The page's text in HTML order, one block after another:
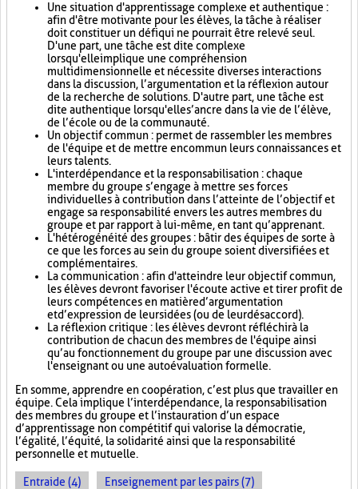
Une situation d'apprentissage complexe et authentique :
afin d'être motivante pour les élèves, la tâche à réaliser
doit constituer un défi qui ne pourrait être relevé seul.
D'une part, une tâche est dite complexe
lorsqu'elle implique une compréhension
multidimensionnelle et nécessite diverses interactions
dans la discussion, l’argumentation et la réflexion autour
de la recherche de solutions. D'autre part, une tâche est
dite authentique lorsqu'elle s’ancre dans la vie de l’élève,
de l’école ou de la communauté.
Un objectif commun : permet de rassembler les membres
de l'équipe et de mettre en commun leurs connaissances et
leurs talents.
L'interdépendance et la responsabilisation : chaque
membre du groupe s’engage à mettre ses forces
individuelles à contribution dans l’atteinte de l’objectif et
engage sa responsabilité envers les autres membres du
groupe et par rapport à lui-même, en tant qu’apprenant.
L'hétérogénéité des groupes : bâtir des équipes de sorte à
ce que les forces au sein du groupe soient diversifiées et
complémentaires.
La communication : afin d'atteindre leur objectif commun,
les élèves devront favoriser l'écoute active et tirer profit de
leurs compétences en matière d’argumentation
et d’expression de leurs idées (ou de leur désaccord).
La réflexion critique : les élèves devront réfléchir à la
contribution de chacun des membres de l'équipe ainsi
qu’au fonctionnement du groupe par une discussion avec
l'enseignant ou une autoévaluation formelle.
En somme, apprendre en coopération, c’est plus que travailler en
équipe. Cela implique l’interdépendance, la responsabilisation
des membres du groupe et l’instauration d’un espace
d’apprentissage non compétitif qui valorise la démocratie,
l’égalité, l’équité, la solidarité ainsi que la responsabilité
personnelle et mutuelle.
Entraide (4) Enseignement par les pairs (7)